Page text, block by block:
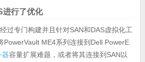
行了优化
过专门构建并且针对SAN和DAS虚拟化工
PowerVault ME4系列连接到Dell PowerE
器容量扩展难题，或者将其连接到SAN以